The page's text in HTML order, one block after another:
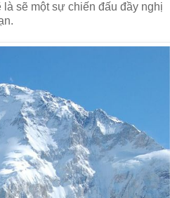
là sẽ một sự chiến đấu đầy nghị